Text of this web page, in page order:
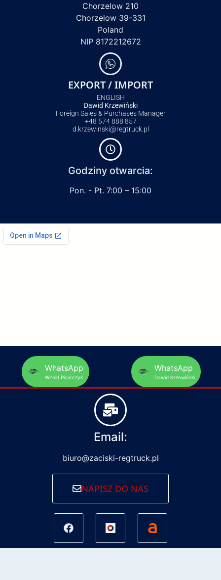
Chorzelow 210
Chorzelow 39-331
Poland
NIP 8172212672
EXPORT / IMPORT
ENGLISH
Dawid Krzewiński
Foreign Sales & Purchases Manager
+48 574 888 857
d.krzewinski@regtruck.pl
Godziny otwarcia:
Pon. - Pt. 7:00 – 15:00
WhatsApp
Witold Pisarczyk
WhatsApp
Dawid Krzewiński
Email:
biuro@zaciski-regtruck.pl
NAPISZ DO NAS